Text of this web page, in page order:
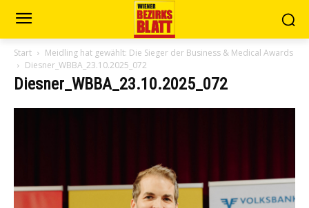
Start
Meidling hat gewählt: Die Sieger der Business & Medical Awards
Diesner_WBBA_23.10.2025_072
Diesner_WBBA_23.10.2025_072